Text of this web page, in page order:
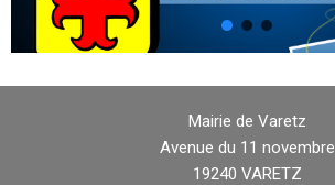
Mairie de Varetz
Avenue du 11 novembre
19240 VARETZ